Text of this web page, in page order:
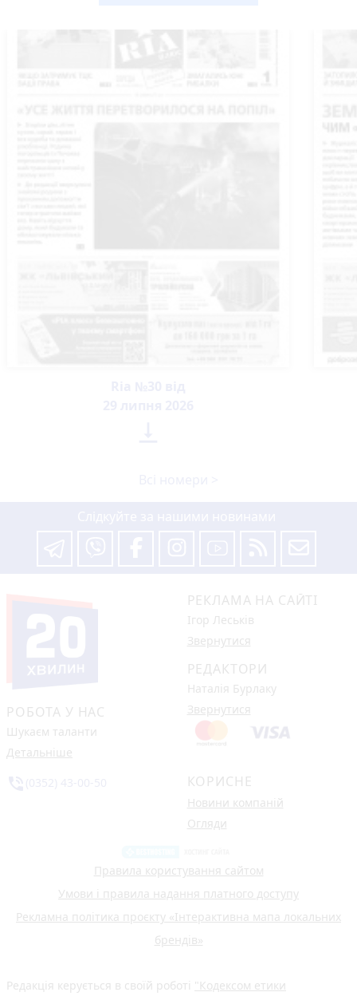
РОБОТА У НАС
Шукаєм таланти
Детальніше
РЕКЛАМА НА САЙТІ
Ігор Леськів
Звернутися
РЕДАКТОРИ
Наталія Бурлаку
Звернутися
КОРИСНЕ
Новини компаній
Огляди
Правила користування сайтом
Умови і правила надання платного доступу
Рекламна політика проєкту «Інтерактивна мапа локальних
брендів»
Редакція керується в своїй роботі "Кодексом етики